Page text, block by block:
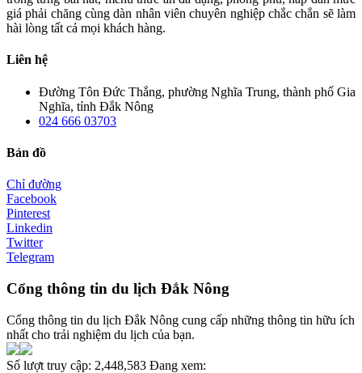
giá phải chăng cùng dàn nhân viên chuyên nghiệp chắc chắn sẽ làm
hài lòng tất cả mọi khách hàng.
Liên hệ
Đường Tôn Đức Thắng, phường Nghĩa Trung, thành phố Gia
Nghĩa, tỉnh Đắk Nông
024 666 03703
Bản đồ
Chỉ đường
Facebook
Pinterest
Linkedin
Twitter
Telegram
Cổng thông tin du lịch Đắk Nông
Cổng thông tin du lịch Đắk Nông cung cấp những thông tin hữu ích
nhất cho trải nghiệm du lịch của bạn.
Số lượt truy cập: 2,448,583 Đang xem: